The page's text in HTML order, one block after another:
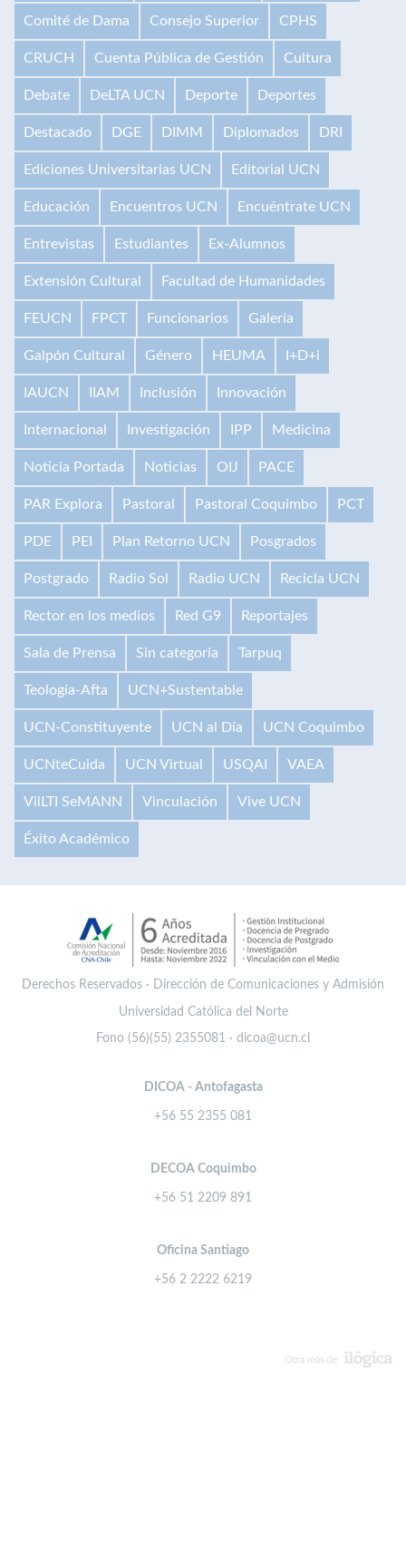
Comité de Dama Consejo Superior CPHS
CRUCH Cuenta Pública de Gestión Cultura
Debate DeLTA UCN Deporte Deportes
Destacado DGE DIMM Diplomados DRI
Ediciones Universitarias UCN Editorial UCN
Educación Encuentros UCN Encuéntrate UCN
Entrevistas Estudiantes Ex-Alumnos
Extensión Cultural Facultad de Humanidades
FEUCN FPCT Funcionarios Galería
Galpón Cultural Género HEUMA I+D+i
IAUCN IIAM Inclusión Innovación
Internacional Investigación IPP Medicina
Noticia Portada Noticias OIJ PACE
PAR Explora Pastoral Pastoral Coquimbo PCT
PDE PEI Plan Retorno UCN Posgrados
Postgrado Radio Sol Radio UCN Recicla UCN
Rector en los medios Red G9 Reportajes
Sala de Prensa Sin categoría Tarpuq
Teología-Afta UCN+Sustentable
UCN-Constituyente UCN al Día UCN Coquimbo
UCNteCuida UCN Virtual USQAI VAEA
VilLTI SeMANN Vinculación Vive UCN
Éxito Académico
Derechos Reservados · Dirección de Comunicaciones y Admisión
Universidad Católica del Norte
Fono (56)(55) 2355081 · dicoa@ucn.cl
DICOA - Antofagasta
+56 55 2355 081
DECOA Coquimbo
+56 51 2209 891
Oficina Santiago
+56 2 2222 6219